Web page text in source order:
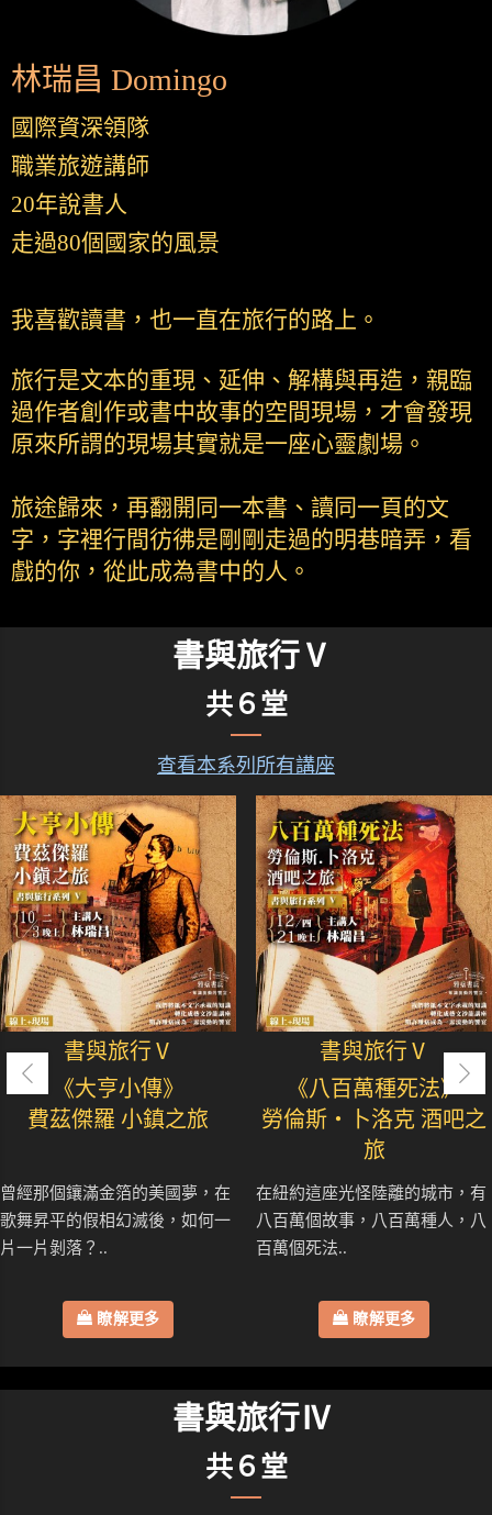
林瑞昌 Domingo
國際資深領隊
職業旅遊講師
20年說書人
走過80個國家的風景
我喜歡讀書，也一直在旅行的路上。
旅行是文本的重現、延伸、解構與再造，親臨
過作者創作或書中故事的空間現場，才會發現
原來所謂的現場其實就是一座心靈劇場。
旅途歸來，再翻開同一本書、讀同一頁的文
字，字裡行間彷彿是剛剛走過的明巷暗弄，看
戲的你，從此成為書中的人。
書與旅行Ⅴ
共６堂
查看本系列所有講座
書與旅行Ⅴ
《大亨小傳》
費茲傑羅 小鎮之旅
曾經那個鑲滿金箔的美國夢，在
歌舞昇平的假相幻滅後，如何一
片一片剝落？..
瞭解更多
書與旅行Ⅴ
《八百萬種死法》
勞倫斯‧卜洛克 酒吧之
旅
在紐約這座光怪陸離的城市，有
八百萬個故事，八百萬種人，八
百萬個死法..
瞭解更多
書與旅行Ⅳ
共６堂